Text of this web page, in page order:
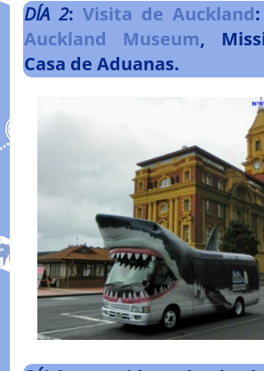
DÍA2: Visita de Auckland
Auckland Museum,
Casa de Aduanas.